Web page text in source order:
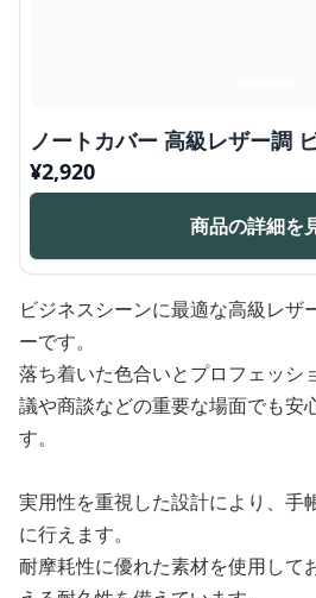
ノートカバー 高級レザー調
¥2,920
商品の詳細を
ビジネスシーンに最適な高級レザ
ーです。
落ち着いた色合いとプロフェッシ
議や商談などの重要な場面でも安
す。
実用性を重視した設計により、手
に行えます。
耐摩耗性に優れた素材を使用して